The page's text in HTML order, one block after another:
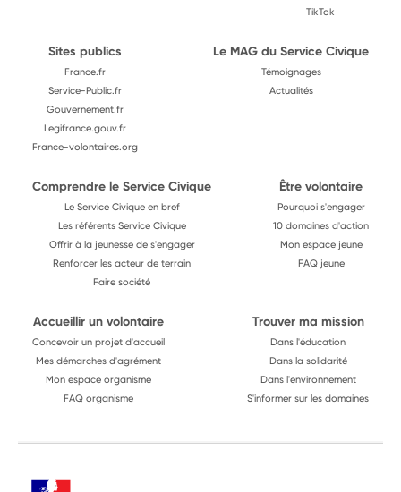
TikTok
Sites publics
France.fr
Service-Public.fr
Gouvernement.fr
Legifrance.gouv.fr
France-volontaires.org
Le MAG du Service Civique
Témoignages
Actualités
Comprendre le Service Civique
Le Service Civique en bref
Les référents Service Civique
Offrir à la jeunesse de s'engager
Renforcer les acteur de terrain
Faire société
Être volontaire
Pourquoi s'engager
10 domaines d'action
Mon espace jeune
FAQ jeune
Accueillir un volontaire
Concevoir un projet d'accueil
Mes démarches d'agrément
Mon espace organisme
FAQ organisme
Trouver ma mission
Dans l'éducation
Dans la solidarité
Dans l'environnement
S'informer sur les domaines